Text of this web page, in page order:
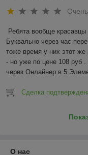
Ребята вообще красавцы
Буквально через час
тоже время у них этот же
- но уже по цене 108 руб
через Онлайнер в 5
Сделка
О нас